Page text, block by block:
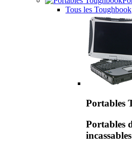
Tous les Toughbook
Portables
Portables
incassables